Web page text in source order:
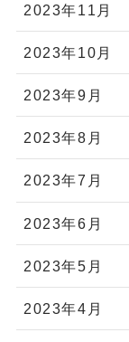
2023年11月
2023年10月
2023年9月
2023年8月
2023年7月
2023年6月
2023年5月
2023年4月